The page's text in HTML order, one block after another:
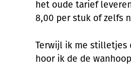
het oude tarief
8,00 per stuk of zelfs
Terwijl ik me stilletjes
hoor ik de de